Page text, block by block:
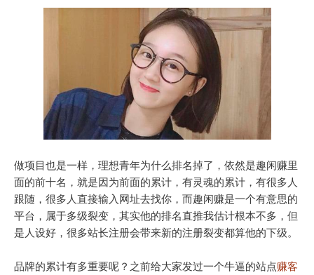
做项目也是一样，理想青年为什么排名掉了，依然是趣闲赚里
面的前十名，就是因为前面的累计，有灵魂的累计，有很多人
跟随，很多人直接输入网址去找你，而趣闲赚是一个有意思的
平台，属于多级裂变，其实他的排名直推我估计根本不多，但
是人设好，很多站长注册会带来新的注册裂变都算他的下级。
品牌的累计有多重要呢？之前给大家发过一个牛逼的站点赚客